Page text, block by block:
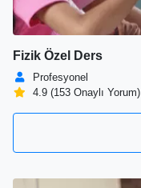
Fizik Özel Ders
Profesyonel
4.9 (153 Onaylı Yorum)